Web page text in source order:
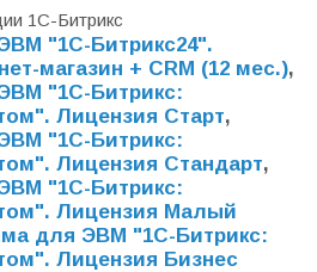
1С-Битрикс
"1С-Битрикс24".
магазин + CRM (12 мес.),
"1С-Битрикс:
Лицензия Старт,
"1С-Битрикс:
Лицензия Стандарт,
"1С-Битрикс:
Лицензия Малый
для ЭВМ "1С-Битрикс:
Лицензия Бизнес